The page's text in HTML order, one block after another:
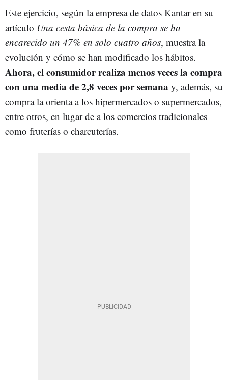
Este ejercicio, según la empresa de datos Kantar en su
artículo Una cesta básica de la compra se ha
encarecido un 47% en solo cuatro años, muestra la
evolución y cómo se han modificado los hábitos.
Ahora, el consumidor realiza menos veces la compra
con una media de 2,8 veces por semana y, además, su
compra la orienta a los hipermercados o supermercados,
entre otros, en lugar de a los comercios tradicionales
como fruterías o charcuterías.